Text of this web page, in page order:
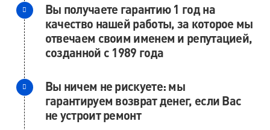
Вы получаете гарантию 1 год на
качество нашей работы, за которое мы
отвечаем своим именем и репутацией,
созданной с 1989 года
Вы ничем не рискуете: мы
гарантируем возврат денег, если Вас
не устроит ремонт